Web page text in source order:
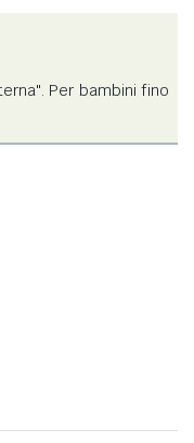
Per bambini fino